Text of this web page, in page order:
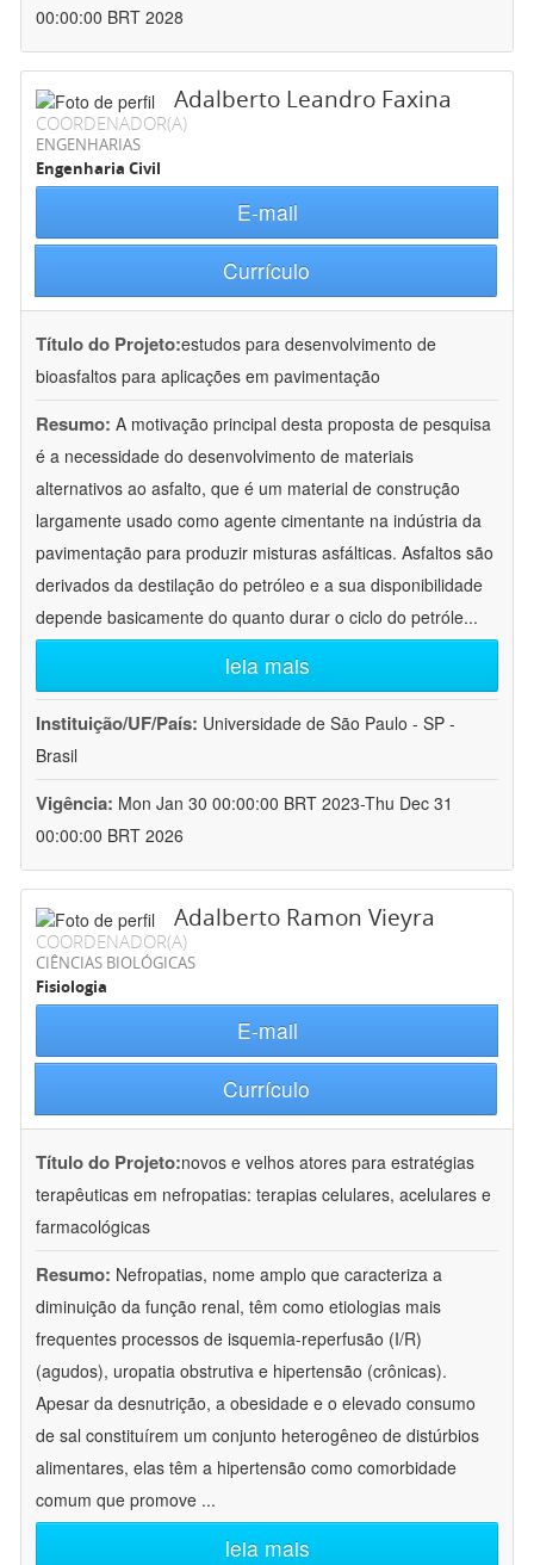
00:00:00 BRT 2028
Adalberto Leandro Faxina
COORDENADOR(A)
ENGENHARIAS
Engenharia Civil
E-mail
Currículo
Título do Projeto:estudos para desenvolvimento de
bioasfaltos para aplicações em pavimentação
Resumo: A motivação principal desta proposta de pesquisa
é a necessidade do desenvolvimento de materiais
alternativos ao asfalto, que é um material de construção
largamente usado como agente cimentante na indústria da
pavimentação para produzir misturas asfálticas. Asfaltos são
derivados da destilação do petróleo e a sua disponibilidade
depende basicamente do quanto durar o ciclo do petróle...
leia mais
Instituição/UF/País: Universidade de São Paulo - SP -
Brasil
Vigência: Mon Jan 30 00:00:00 BRT 2023-Thu Dec 31
00:00:00 BRT 2026
Adalberto Ramon Vieyra
COORDENADOR(A)
CIÊNCIAS BIOLÓGICAS
Fisiologia
E-mail
Currículo
Título do Projeto:novos e velhos atores para estratégias
terapêuticas em nefropatias: terapias celulares, acelulares e
farmacológicas
Resumo: Nefropatias, nome amplo que caracteriza a
diminuição da função renal, têm como etiologias mais
frequentes processos de isquemia-reperfusão (I/R)
(agudos), uropatia obstrutiva e hipertensão (crônicas).
Apesar da desnutrição, a obesidade e o elevado consumo
de sal constituírem um conjunto heterogêneo de distúrbios
alimentares, elas têm a hipertensão como comorbidade
comum que promove ...
leia mais